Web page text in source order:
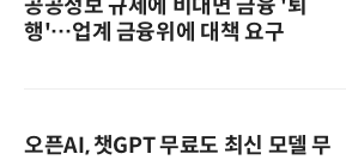
공공정보 규제에 비대면 금융 '퇴
행'…업계 금융위에 대책 요구
오픈AI, 챗GPT 무료도 최신 모델 무